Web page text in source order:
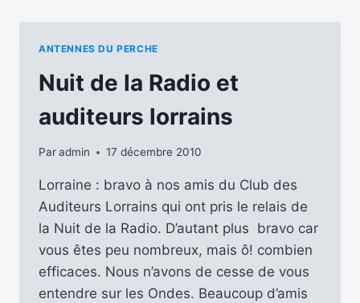
DE
L’ANNÉE
ANTENNES DU PERCHE
Nuit de la Radio et
auditeurs lorrains
Paradmin 17 décembre 2010
Lorraine : bravo à nos amis du Club des
Auditeurs Lorrains qui ont pris le relais de
la Nuit de la Radio. D’autant plus bravo car
vous êtes peu nombreux, mais ô! combien
efficaces. Nous n’avons de cesse de vous
entendre sur les Ondes. Beaucoup d’amis